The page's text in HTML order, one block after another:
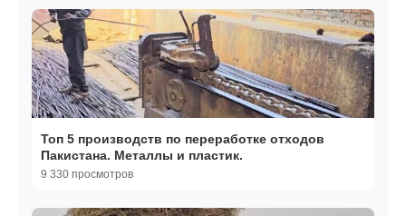
Топ 5 производств по переработке отходов
Пакистана. Металлы и пластик.
9 330 просмотров